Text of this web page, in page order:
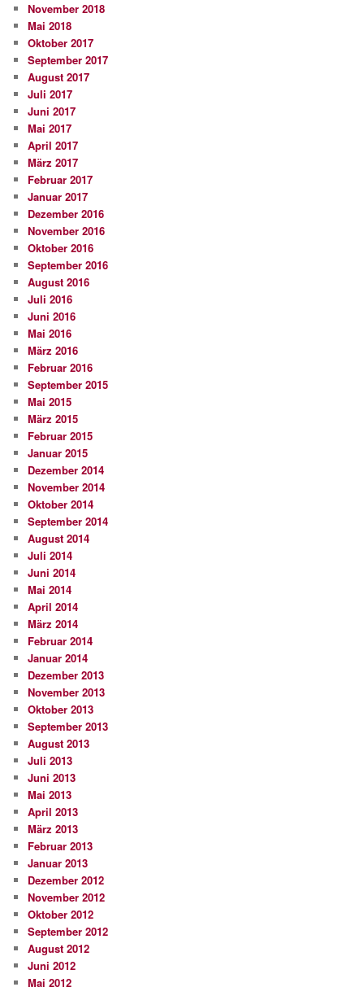
November 2018
Mai 2018
Oktober 2017
September 2017
August 2017
Juli 2017
Juni 2017
Mai 2017
April 2017
März 2017
Februar 2017
Januar 2017
Dezember 2016
November 2016
Oktober 2016
September 2016
August 2016
Juli 2016
Juni 2016
Mai 2016
März 2016
Februar 2016
September 2015
Mai 2015
März 2015
Februar 2015
Januar 2015
Dezember 2014
November 2014
Oktober 2014
September 2014
August 2014
Juli 2014
Juni 2014
Mai 2014
April 2014
März 2014
Februar 2014
Januar 2014
Dezember 2013
November 2013
Oktober 2013
September 2013
August 2013
Juli 2013
Juni 2013
Mai 2013
April 2013
März 2013
Februar 2013
Januar 2013
Dezember 2012
November 2012
Oktober 2012
September 2012
August 2012
Juni 2012
Mai 2012